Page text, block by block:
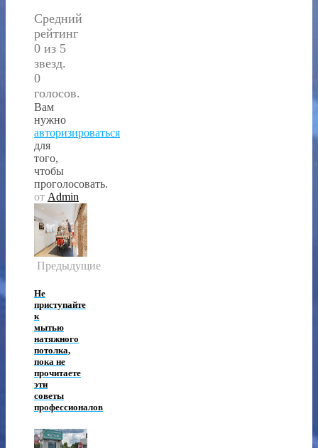
Средний
рейтинг
0 из 5
звезд.
0
голосов.
Вам
нужно
авторизироваться
для
того,
чтобы
проголосовать.
от Admin
Предыдущие
Не
приступайте
к
мытью
натяжного
потолка,
пока не
прочитаете
эти
советы
профессионалов